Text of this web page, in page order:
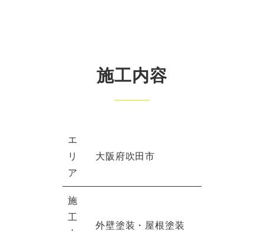
施工内容
エ
リ
ア
大阪府吹田市
施
工
外壁塗装・屋根塗装